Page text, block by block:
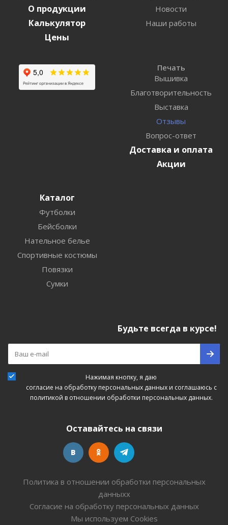
О продукции
Калькулятор
Цены
Новости
Наши работы
Печать
Вышивка
Благотворительность
Выставка
Отзывы
Вопрос-ответ
Доставка и оплата
Акции
Каталог
Футболки
Бейсболки
Нательное белье
Спортивные костюмы
Повязки
Сумки
Будьте всегда в курсе!
Нажимая кнопку, я даю
согласие на обработку персональных данныхи соглашаюсь с
политикой в отношении обработки персональных данных.
Оставайтесь на связи
Политика в отношении обработки персональных
данныхх
Согласие на обработку персональных данных
Мы используем Cookies